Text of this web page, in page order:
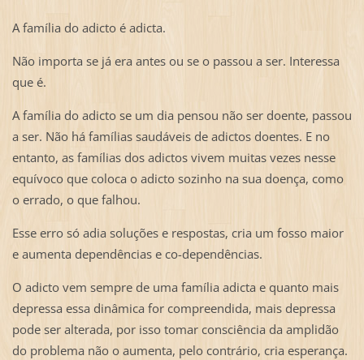
A família do adicto é adicta.
Não importa se já era antes ou se o passou a ser. Interessa
que é.
A família do adicto se um dia pensou não ser doente, passou
a ser. Não há famílias saudáveis de adictos doentes. E no
entanto, as famílias dos adictos vivem muitas vezes nesse
equívoco que coloca o adicto sozinho na sua doença, como
o errado, o que falhou.
Esse erro só adia soluções e respostas, cria um fosso maior
e aumenta dependências e co-dependências.
O adicto vem sempre de uma família adicta e quanto mais
depressa essa dinâmica for compreendida, mais depressa
pode ser alterada, por isso tomar consciência da amplidão
do problema não o aumenta, pelo contrário, cria esperança.